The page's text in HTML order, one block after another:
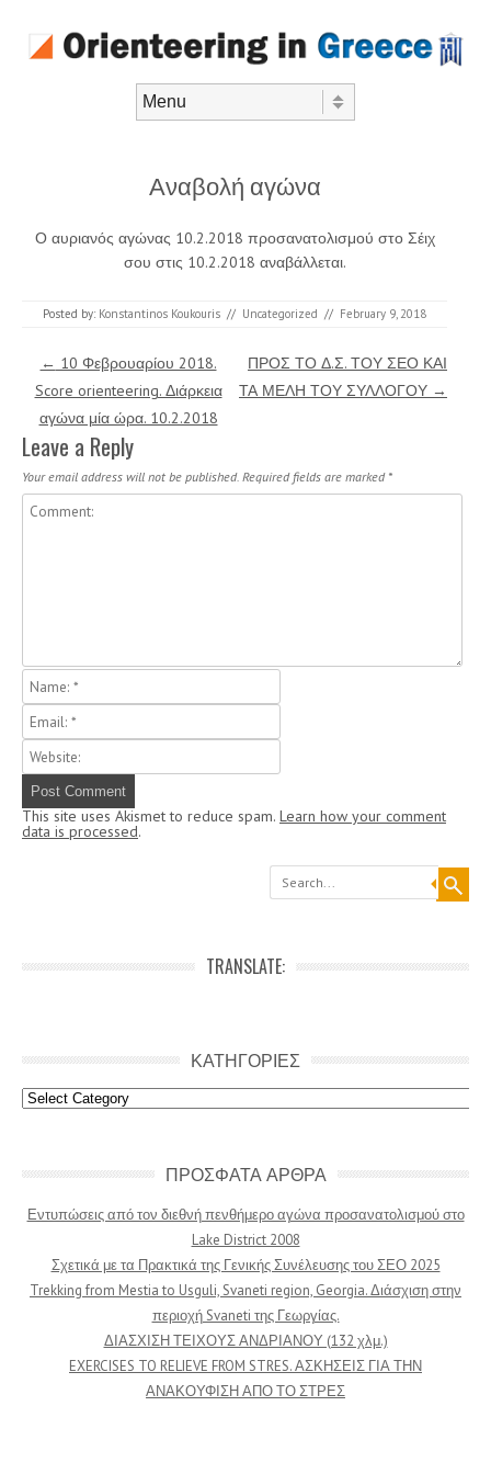
Αναβολή αγώνα
Ο αυριανός αγώνας 10.2.2018 προσανατολισμού στο Σέιχ
σου στις 10.2.2018 αναβάλλεται.
Posted by: Konstantinos Koukouris // Uncategorized // February 9, 2018
Post navigation
← 10 Φεβρουαρίου 2018.
Score orienteering. Διάρκεια
αγώνα μία ώρα. 10.2.2018
ΠΡΟΣ ΤΟ Δ.Σ. ΤΟΥ ΣΕΟ ΚΑΙ
ΤΑ ΜΕΛΗ ΤΟΥ ΣΥΛΛΟΓΟΥ →
Leave a Reply
Your email address will not be published. Required fields are marked *
This site uses Akismet to reduce spam. Learn how your comment
data is processed.
Search
TRANSLATE:
ΚΑΤΗΓΟΡΙΕΣ
Κατηγοριες
ΠΡΟΣΦΑΤΑ ΑΡΘΡΑ
Εντυπώσεις από τον διεθνή πενθήμερο αγώνα προσανατολισμού στο
Lake District 2008
Σχετικά με τα Πρακτικά της Γενικής Συνέλευσης του ΣΕΟ 2025
Trekking from Mestia to Usguli, Svaneti region, Georgia. Διάσχιση στην
περιοχή Svaneti της Γεωργίας.
ΔΙΑΣΧΙΣΗ ΤΕΙΧΟΥΣ ΑΝΔΡΙΑΝΟΥ (132 χλμ.)
EXERCISES TO RELIEVE FROM STRES. ΑΣΚΗΣΕΙΣ ΓΙΑ ΤΗΝ
ΑΝΑΚΟΥΦΙΣΗ ΑΠΟ ΤΟ ΣΤΡΕΣ